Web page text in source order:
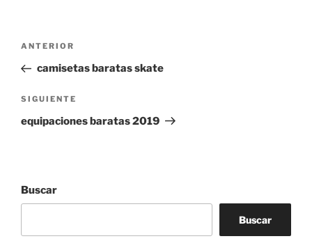
Navegación
entradas
Entrada
anterior:
ANTERIOR
camisetas baratas skate
Siguiente
entrada
SIGUIENTE
equipaciones baratas 2019
Buscar
Buscar